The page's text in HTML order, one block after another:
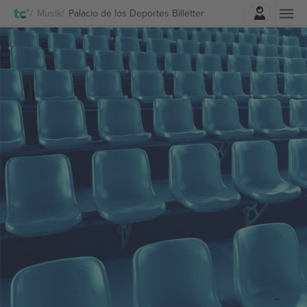
Musik Palacio de los Deportes Billetter
Log ind